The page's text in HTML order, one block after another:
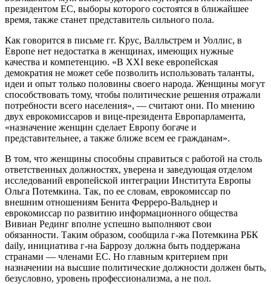
президентом ЕС, выборы которого состоятся в ближайшее
время, также станет представитель сильного пола.
Как говорится в письме гг. Крус, Валльстрем и Уоллис, в
Европе нет недостатка в женщинах, имеющих нужные
качества и компетенцию. «В XXI веке европейская
демократия не может себе позволить использовать таланты,
идеи и опыт только половины своего народа. Женщины могут
способствовать тому, чтобы политические решения отражали
потребности всего населения», — считают они. По мнению
двух еврокомиссаров и вице-президента Европарламента,
«назначение женщин сделает Европу богаче и
представительнее, а также ближе всем ее гражданам».
В том, что женщины способны справиться с работой на столь
ответственных должностях, уверена и заведующая отделом
исследований европейской интеграции Института Европы
Ольга Потемкина. Так, по ее словам, еврокомиссар по
внешним отношениям Бенита Ферреро-Вальднер и
еврокомиссар по развитию информационного общества
Вивиан Рединг вполне успешно выполняют свои
обязанности. Таким образом, сообщила г-жа Потемкина РБК
daily, инициатива г-на Баррозу должна быть поддержана
странами — членами ЕС. Но главным критерием при
назначении на высшие политические должности должен быть,
безусловно, уровень профессионализма, а не пол.